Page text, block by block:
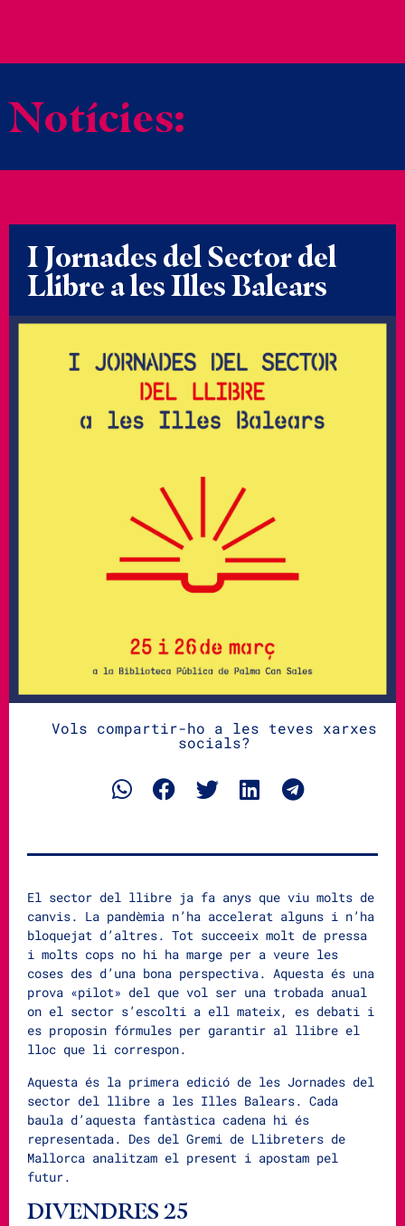
Notícies:
I Jornades del Sector del
Llibre a les Illes Balears
Vols compartir-ho a les teves xarxes
socials?
El sector del llibre ja fa anys que viu molts de
canvis. La pandèmia n’ha accelerat alguns i n’ha
bloquejat d’altres. Tot succeeix molt de pressa
i molts cops no hi ha marge per a veure les
coses des d’una bona perspectiva. Aquesta és una
prova «pilot» del que vol ser una trobada anual
on el sector s’escolti a ell mateix, es debati i
es proposin fórmules per garantir al llibre el
lloc que li correspon.
Aquesta és la primera edició de les Jornades del
sector del llibre a les Illes Balears. Cada
baula d’aquesta fantàstica cadena hi és
representada. Des del Gremi de Llibreters de
Mallorca analitzam el present i apostam pel
futur.
DIVENDRES 25